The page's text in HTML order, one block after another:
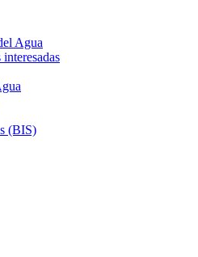
Agua
(BIS)